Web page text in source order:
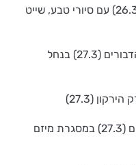
אירוע משפחות במגדלור (26.3) עם סיורי טבע, שייט
סדנת חשיפה לעולמן של הדבורים (27.3) בנחל
(27.3)
אוטובגד וסדנת תיקון בגדים (27.3) במסגרת מיזם